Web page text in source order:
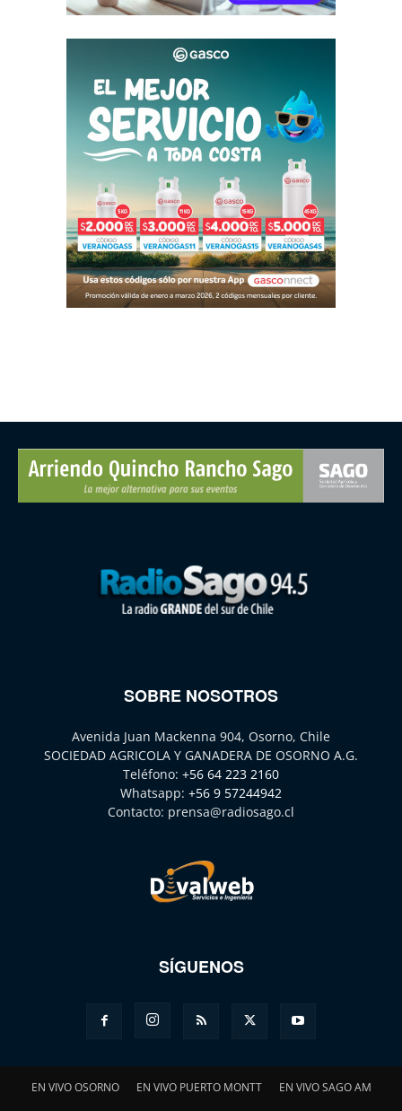
SOBRE NOSOTROS
Avenida Juan Mackenna 904, Osorno, Chile
SOCIEDAD AGRICOLA Y GANADERA DE OSORNO A.G.
Teléfono: +56 64 223 2160
Whatsapp: +56 9 57244942
Contacto: prensa@radiosago.cl
SÍGUENOS
EN VIVO OSORNO EN VIVO PUERTO MONTT EN VIVO SAGO AM